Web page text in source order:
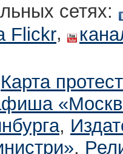
сетях:
Flickr,
Карта
,
,